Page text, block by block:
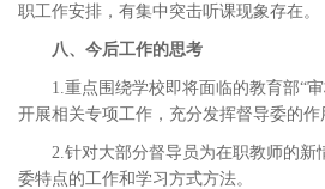
职工作安排，有集中突击听课现象存在。
八、今后工作的思考
1.重点围绕学校即将面临的教育部“
开展相关专项工作，充分发挥督导委的作
2.针对大部分督导员为在职教师的新
委特点的工作和学习方式方法。